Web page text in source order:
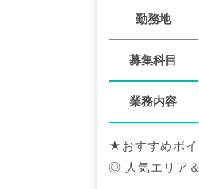
勤務地
募集科目
業務内容
★おすすめポ
◎ 人気エリア＆駅より徒歩圏内の